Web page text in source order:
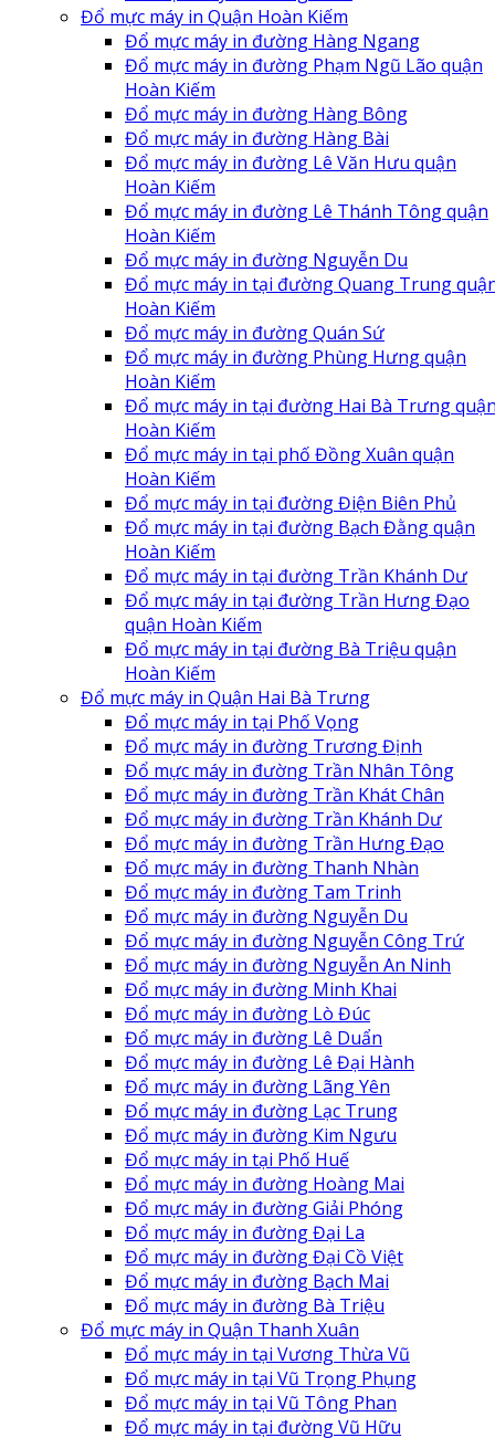
Đổ mực máy in Quận Hoàn Kiếm
Đổ mực máy in đường Hàng Ngang
Đổ mực máy in đường Phạm Ngũ Lão quận
Hoàn Kiếm
Đổ mực máy in đường Hàng Bông
Đổ mực máy in đường Hàng Bài
Đổ mực máy in đường Lê Văn Hưu quận
Hoàn Kiếm
Đổ mực máy in đường Lê Thánh Tông quận
Hoàn Kiếm
Đổ mực máy in đường Nguyễn Du
Đổ mực máy in tại đường Quang Trung
Hoàn Kiếm
Đổ mực máy in đường Quán Sứ
Đổ mực máy in đường Phùng Hưng quận
Hoàn Kiếm
Đổ mực máy in tại đường Hai Bà Trưng
Hoàn Kiếm
Đổ mực máy in tại phố Đồng Xuân quận
Hoàn Kiếm
Đổ mực máy in tại đường Điện Biên Phủ
Đổ mực máy in tại đường Bạch Đằng quận
Hoàn Kiếm
Đổ mực máy in tại đường Trần Khánh Dư
Đổ mực máy in tại đường Trần Hưng Đạo
quận Hoàn Kiếm
Đổ mực máy in tại đường Bà Triệu quận
Hoàn Kiếm
Đổ mực máy in Quận Hai Bà Trưng
Đổ mực máy in tại Phố Vọng
Đổ mực máy in đường Trương Định
Đổ mực máy in đường Trần Nhân Tông
Đổ mực máy in đường Trần Khát Chân
Đổ mực máy in đường Trần Khánh Dư
Đổ mực máy in đường Trần Hưng Đạo
Đổ mực máy in đường Thanh Nhàn
Đổ mực máy in đường Tam Trinh
Đổ mực máy in đường Nguyễn Du
Đổ mực máy in đường Nguyễn Công Trứ
Đổ mực máy in đường Nguyễn An Ninh
Đổ mực máy in đường Minh Khai
Đổ mực máy in đường Lò Đúc
Đổ mực máy in đường Lê Duẩn
Đổ mực máy in đường Lê Đại Hành
Đổ mực máy in đường Lãng Yên
Đổ mực máy in đường Lạc Trung
Đổ mực máy in đường Kim Ngưu
Đổ mực máy in tại Phố Huế
Đổ mực máy in đường Hoàng Mai
Đổ mực máy in đường Giải Phóng
Đổ mực máy in đường Đại La
Đổ mực máy in đường Đại Cồ Việt
Đổ mực máy in đường Bạch Mai
Đổ mực máy in đường Bà Triệu
Đổ mực máy in Quận Thanh Xuân
Đổ mực máy in tại Vương Thừa Vũ
Đổ mực máy in tại Vũ Trọng Phụng
Đổ mực máy in tại Vũ Tông Phan
Đổ mực máy in tại đường Vũ Hữu